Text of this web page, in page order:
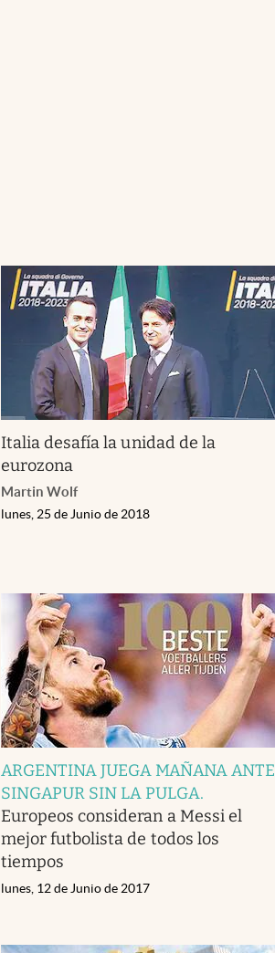
Italia desafía la unidad de la
eurozona
Martin Wolf
lunes, 25 de Junio de 2018
ARGENTINA JUEGA MAÑANA ANTE
SINGAPUR SIN LA PULGA.
Europeos consideran a Messi el
mejor futbolista de todos los
tiempos
lunes, 12 de Junio de 2017